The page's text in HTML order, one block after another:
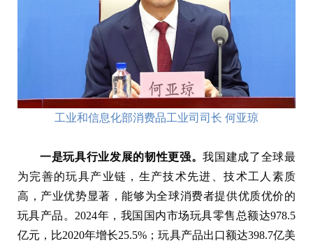
工业和信息化部消费品工业司司长 何亚琼
一是玩具行业发展的韧性更强。我国建成了全球最
为完善的玩具产业链，生产技术先进、技术工人素质
高，产业优势显著，能够为全球消费者提供优质优价的
玩具产品。2024年，我国国内市场玩具零售总额达978.5
亿元，比2020年增长25.5%；玩具产品出口额达398.7亿美